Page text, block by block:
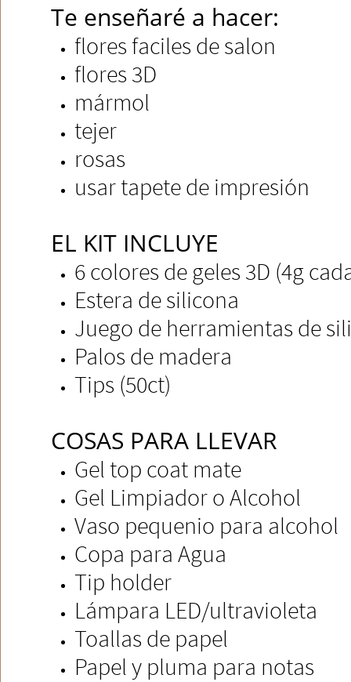
Te enseñaré a hacer:
flores faciles de salon
flores 3D
mármol
tejer
rosas
usar tapete de impresión
​​EL KIT INCLUYE
6 colores de geles 3D (4g
Estera de silicona
Juego de herramientas de
Palos de madera
Tips (50ct)​
COSAS PARA LLEVAR
Gel top coat mate​​​​​
Gel Limpiador o Alcohol
Vaso pequenio para alcohol
Copa para Agua
Tip holder
​​Lámpara LED/ultravioleta​
Toallas de papel
Papel y pluma para notas